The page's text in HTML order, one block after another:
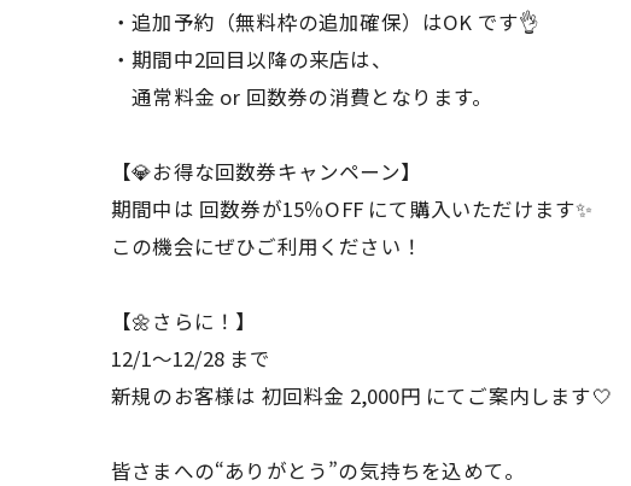
・追加予約（無料枠の追加確保）はOK です👌
・期間中2回目以降の来店は、
通常料金 or 回数券の消費となります。
【💎お得な回数券キャンペーン】
期間中は 回数券が15％OFF にて購入いただけます✨
この機会にぜひご利用ください！
【🌼さらに！】
12/1〜12/28 まで
新規のお客様は 初回料金 2,000円 にてご案内します🤍
皆さまへの“ありがとう”の気持ちを込めて。